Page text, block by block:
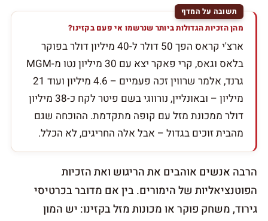
מהן הזכיות הגדולות ביותר שנרשמו אי פעם בקזינו?
ארצ'י קראס הפך 50 דולר ל-40 מיליון דולר בפוקר
בלאס וגאס, קרי פאקר יצא עם 30 מיליון נטו מ-MGM
גרנד, אלמר שרווין זכה פעמיים – 4.6 מיליון ועוד 21
מיליון – ובאונליין, נורווגי בשם פיטר לקח כ-38 מיליון
דולר ממכונת מזל עם קופה מתקדמת. ההוכחה שגם
מהבית זוכים בגדול – אבל אלה החריגים, לא הכלל.
הרבה אנשים אוהבים את הריגוש ואת הזכיות
הפוטנציאליות של הימורים. בין אם מדובר בכרטיסי
גירוד, משחק פוקר או מכונות מזל בקזינו: יש המון